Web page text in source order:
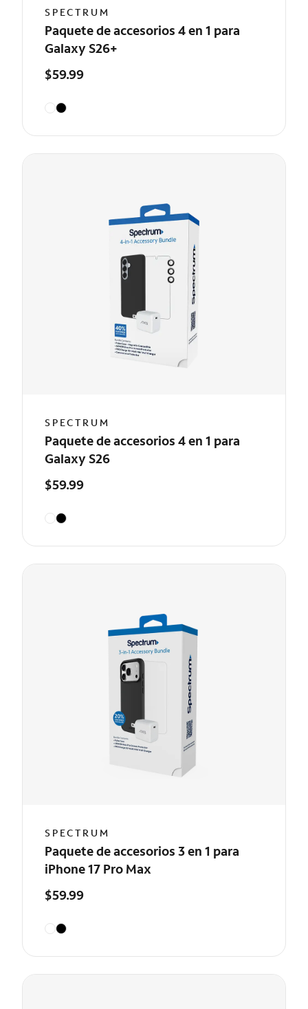
SPECTRUM
Paquete de accesorios 4 en 1 para
Galaxy S26+
$59.99
SPECTRUM
Paquete de accesorios 4 en 1 para
Galaxy S26
$59.99
SPECTRUM
Paquete de accesorios 3 en 1 para
iPhone 17 Pro Max
$59.99